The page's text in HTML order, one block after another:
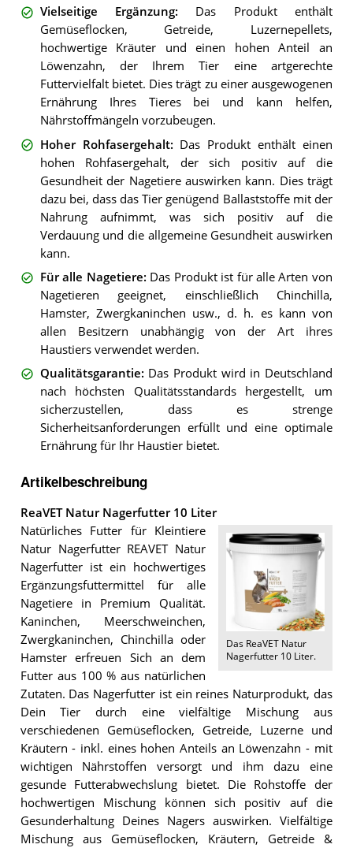
Vielseitige Ergänzung: Das Produkt enthält
Gemüseflocken, Getreide, Luzernepellets,
hochwertige Kräuter und einen hohen Anteil an
Löwenzahn, der Ihrem Tier eine artgerechte
Futtervielfalt bietet. Dies trägt zu einer ausgewogenen
Ernährung Ihres Tieres bei und kann helfen,
Nährstoffmängeln vorzubeugen.
Hoher Rohfasergehalt: Das Produkt enthält einen
hohen Rohfasergehalt, der sich positiv auf die
Gesundheit der Nagetiere auswirken kann. Dies trägt
dazu bei, dass das Tier genügend Ballaststoffe mit der
Nahrung aufnimmt, was sich positiv auf die
Verdauung und die allgemeine Gesundheit auswirken
kann.
Für alle Nagetiere: Das Produkt ist für alle Arten von
Nagetieren geeignet, einschließlich Chinchilla,
Hamster, Zwergkaninchen usw., d. h. es kann von
allen Besitzern unabhängig von der Art ihres
Haustiers verwendet werden.
Qualitätsgarantie: Das Produkt wird in Deutschland
nach höchsten Qualitätsstandards hergestellt, um
sicherzustellen, dass es strenge
Sicherheitsanforderungen erfüllt und eine optimale
Ernährung für Ihr Haustier bietet.
Artikelbeschreibung
ReaVET Natur Nagerfutter 10 Liter
Das ReaVET Natur
Nagerfutter 10 Liter.
Natürliches Futter für Kleintiere
Natur Nagerfutter REAVET Natur
Nagerfutter ist ein hochwertiges
Ergänzungsfuttermittel für alle
Nagetiere in Premium Qualität.
Kaninchen, Meerschweinchen,
Zwergkaninchen, Chinchilla oder
Hamster erfreuen Sich an dem
Futter aus 100 % aus natürlichen
Zutaten. Das Nagerfutter ist ein reines Naturprodukt, das
Dein Tier durch eine vielfältige Mischung aus
verschiedenen Gemüseflocken, Getreide, Luzerne und
Kräutern - inkl. eines hohen Anteils an Löwenzahn - mit
wichtigen Nährstoffen versorgt und ihm dazu eine
gesunde Futterabwechslung bietet. Die Rohstoffe der
hochwertigen Mischung können sich positiv auf die
Gesunderhaltung Deines Nagers auswirken. Vielfältige
Mischung aus Gemüseflocken, Kräutern, Getreide &